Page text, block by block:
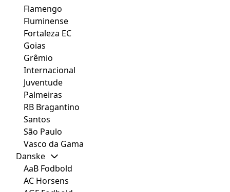
Flamengo
Fluminense
Fortaleza EC
Goias
Grêmio
Internacional
Juventude
Palmeiras
RB Bragantino
Santos
São Paulo
Vasco da Gama
Danske
AaB Fodbold
AC Horsens